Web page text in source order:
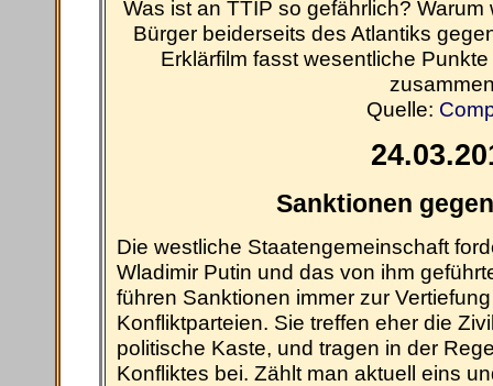
Was ist an TTIP so gefährlich?
Bürger beiderseits des Atlantiks
Erklärfilm fasst wesentliche
Quelle:
Sanktionen
Die westliche Staatengemeinschaft
Wladimir Putin und das von ihm
führen Sanktionen immer zur
Konfliktparteien. Sie treffen eher die
politische Kaste, und tragen in der
Konfliktes bei. Zählt man aktuell eins